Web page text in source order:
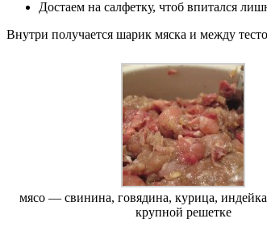
Достаем на салфетку, чтоб впитался
Внутри получается шарик мяска и между
мясо — свинина, говядина, курица,
крупной решетке